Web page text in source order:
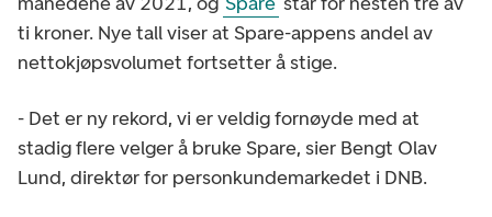
ti kroner. Nye tall viser at Spare-appens andel av
nettokjøpsvolumet fortsetter å stige.
- Det er ny rekord, vi er veldig fornøyde med at
stadig flere velger å bruke Spare, sier Bengt Olav
Lund, direktør for personkundemarkedet i DNB.